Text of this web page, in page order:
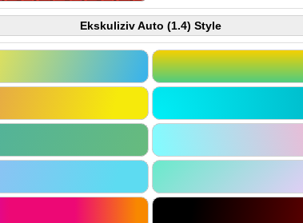
Ekskuliziv Auto (1.4) Style